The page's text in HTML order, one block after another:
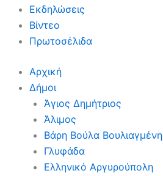
Εκδηλώσεις
Βίντεο
Πρωτοσέλιδα
Αρχική
Δήμοι
Άγιος Δημήτριος
Άλιμος
Βάρη Βούλα Βουλιαγμένη
Γλυφάδα
Ελληνικό Αργυρούπολη